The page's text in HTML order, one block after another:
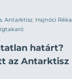
Antarktisz Hajnóci Réka
határt?
az Antarktisz